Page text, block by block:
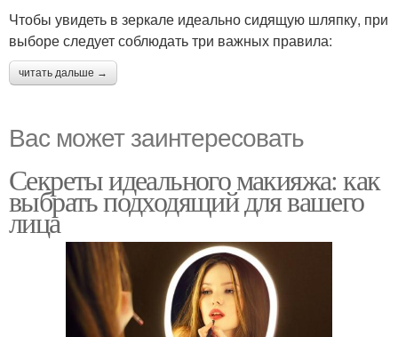
Чтобы увидеть в зеркале идеально сидящую шляпку, при
выборе следует соблюдать три важных правила:
читать дальше →
Вас может заинтересовать
Секреты идеального макияжа: как
выбрать подходящий для вашего
лица